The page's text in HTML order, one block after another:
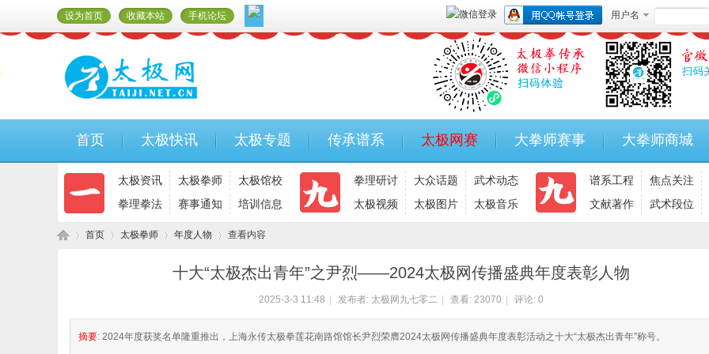
设为首页 收藏本站 手机论坛 用户名
首页 太极快讯 太极专题 传承谱系 太极网赛 大拳师赛事 大拳师商城
太极资讯 太极拳师
太极馆校
拳理拳法
赛事通知 培训信息
拳理研讨 大众话题
武术动态
太极视频
太极图片 太极音乐
谱系工程
焦点关注
文献著作
武术段位
首页 太极拳师 年度人物 查看内容
十大“太极杰出青年”之尹烈——2024太极网传播盛典年度表彰人物
2025-3-3 11:48 发布者: 太极网九七零二 查看: 23070 评论: 0
摘要: 2024年度获奖名单隆重推出，上海永传太极拳莲花南路馆馆长尹烈荣膺2024太极网传播盛典年度表彰活动之十大“太极杰出青年”称号。